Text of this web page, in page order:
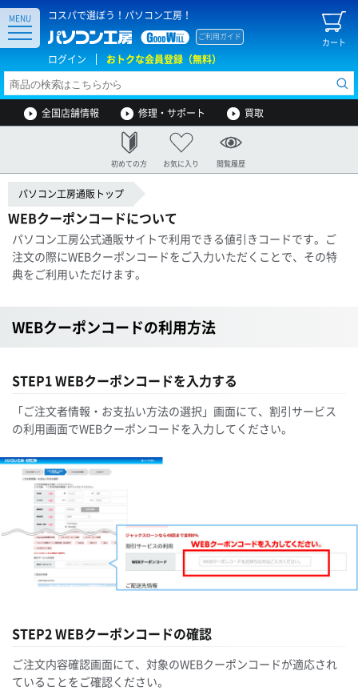
コスパで選ぼう！パソコン工房！
カート
ご利用ガイド
ログイン おトクな会員登録（無料）
MENU
全国店舗情報 修理・サポート 買取
初めての方 お気に入り 閲覧履歴
パソコン工房通販トップ
WEBクーポンコードについて
パソコン工房公式通販サイトで利用できる値引きコードです。ご
注文の際にWEBクーポンコードをご入力いただくことで、その特
典をご利用いただけます。
WEBクーポンコードの利用方法
STEP1 WEBクーポンコードを入力する
「ご注文者情報・お支払い方法の選択」画面にて、割引サービス
の利用画面でWEBクーポンコードを入力してください。
STEP2 WEBクーポンコードの確認
ご注文内容確認画面にて、対象のWEBクーポンコードが適応され
ていることをご確認ください。